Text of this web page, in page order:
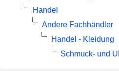
Handel
Andere Fachhändler
Handel - Kleidung
Schmuck- und